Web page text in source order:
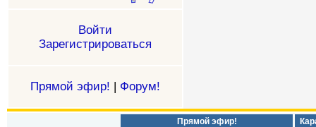
Войти
Зарегистрироваться
Прямой эфир! | Форум!
Прямой эфир!